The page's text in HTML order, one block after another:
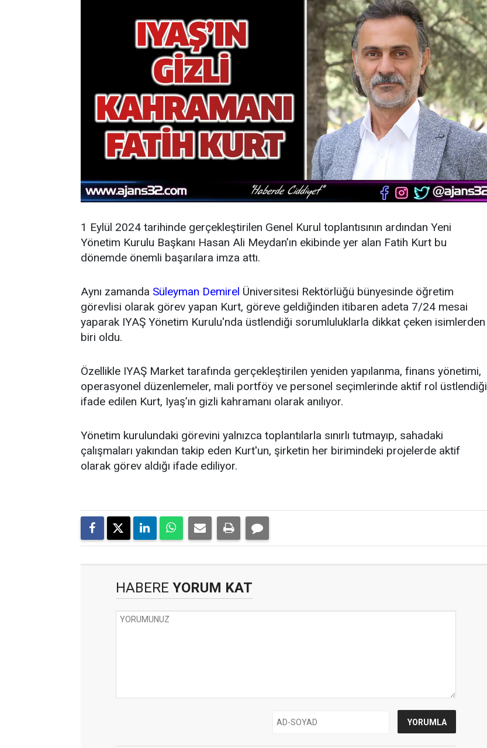
1 Eylül 2024 tarihinde gerçekleştirilen Genel Kurul toplantısının ardından Yeni
Yönetim Kurulu Başkanı Hasan Ali Meydan’ın ekibinde yer alan Fatih Kurt bu
dönemde önemli başarılara imza attı.
Aynı zamanda Süleyman Demirel Üniversitesi Rektörlüğü bünyesinde öğretim
görevlisi olarak görev yapan Kurt, göreve geldiğinden itibaren adeta 7/24 mesai
yaparak IYAŞ Yönetim Kurulu'nda üstlendiği sorumluluklarla dikkat çeken isimlerden
biri oldu.
Özellikle IYAŞ Market tarafında gerçekleştirilen yeniden yapılanma, finans yönetimi,
operasyonel düzenlemeler, mali portföy ve personel seçimlerinde aktif rol üstlendiği
ifade edilen Kurt, Iyaş’ın gizli kahramanı olarak anılıyor.
Yönetim kurulundaki görevini yalnızca toplantılarla sınırlı tutmayıp, sahadaki
çalışmaları yakından takip eden Kurt'un, şirketin her birimindeki projelerde aktif
olarak görev aldığı ifade ediliyor.
HABERE YORUM KAT